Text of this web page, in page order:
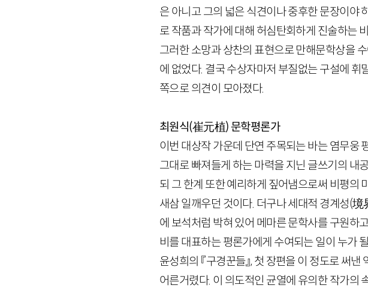
은 아니고 그의 넓은 식견이나 중후한 문장이야
로 작품과 작가에 대해 허심탄회하게 진술하는
그러한 소망과 상찬의 표현으로 만해문학상을
에 없었다. 결국 수상자마저 부질없는 구설에
쪽으로 의견이 모아졌다.
최원식(崔元植) 문학평론가
이번 대상작 가운데 단연 주목되는 바는 염무웅
그대로 빠져들게 하는 마력을 지닌 글쓰기의 내
되 그 한계 또한 예리하게 짚어냄으로써 비평의
새삼 일깨우던 것이다. 더구나 세대적 경계성(境
에 보석처럼 박혀 있어 메마른 문학사를 구원하
비를 대표하는 평론가에게 수여되는 일이 누가
윤성희의 『구경꾼들』, 첫 장편을 이 정도로 써
어른거렸다. 이 의도적인 균열에 유의한 작가의